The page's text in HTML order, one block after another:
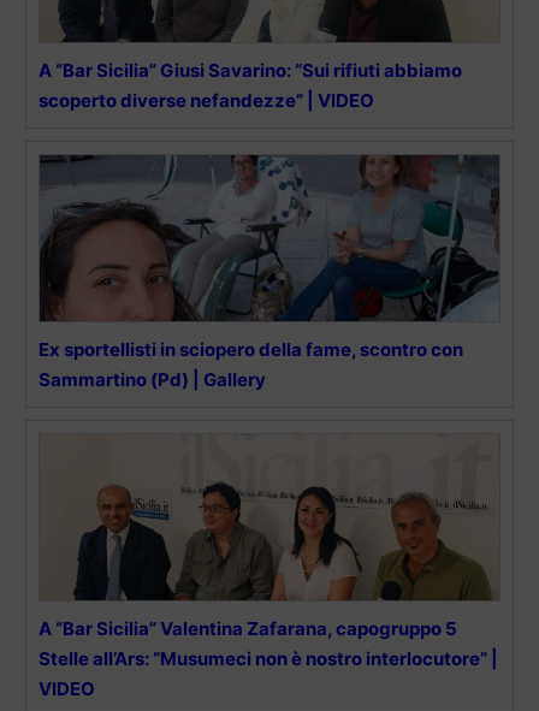
A “Bar Sicilia” Giusi Savarino: “Sui rifiuti abbiamo
scoperto diverse nefandezze” | VIDEO
Ex sportellisti in sciopero della fame, scontro con
Sammartino (Pd) | Gallery
A “Bar Sicilia” Valentina Zafarana, capogruppo 5
Stelle all’Ars: “Musumeci non è nostro interlocutore” |
VIDEO